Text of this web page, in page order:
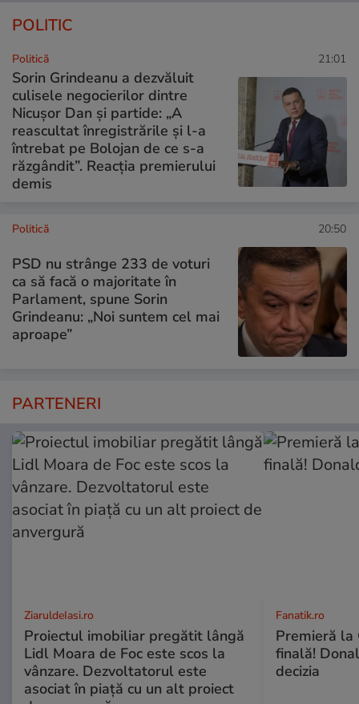
POLITIC
Politică 21:01
Sorin Grindeanu a dezvăluit
culisele negocierilor dintre
Nicușor Dan și partide: „A
reascultat înregistrările și l-a
întrebat pe Bolojan de ce s-a
răzgândit”. Reacția premierului
demis
Politică 20:50
PSD nu strânge 233 de voturi
ca să facă o majoritate în
Parlament, spune Sorin
Grindeanu: „Noi suntem cel mai
aproape”
PARTENERI
ZiaruldeIasi.ro
Proiectul imobiliar pregătit lângă
Lidl Moara de Foc este scos la
vânzare. Dezvoltatorul este
asociat în piață cu un alt proiect
Fanatik.ro
Premieră la
finală!
decizia